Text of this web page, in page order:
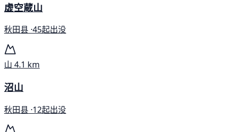
虚空蔵山
秋田县 ·45起出没
山 4.1 km
沼山
秋田县 ·12起出没